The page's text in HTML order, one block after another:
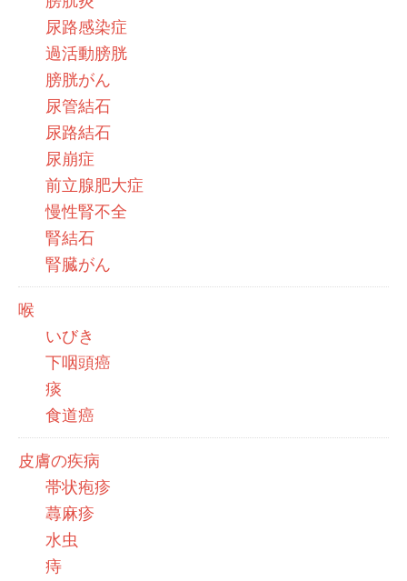
尿路感染症
過活動膀胱
膀胱がん
尿管結石
尿路結石
尿崩症
前立腺肥大症
慢性腎不全
腎結石
腎臓がん
喉
いびき
下咽頭癌
痰
食道癌
皮膚の疾病
帯状疱疹
蕁麻疹
水虫
痔